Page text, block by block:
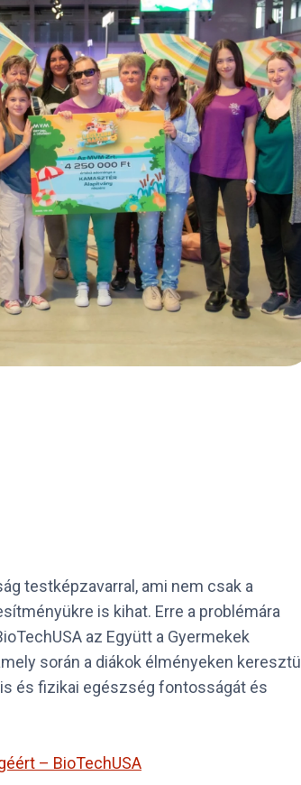
testképzavarral, ami nem csak a
is kihat. Erre a problémára
az Együtt a Gyermekek
során a diákok élményeken keresztül
és fizikai egészség fontosságát és
– BioTechUSA